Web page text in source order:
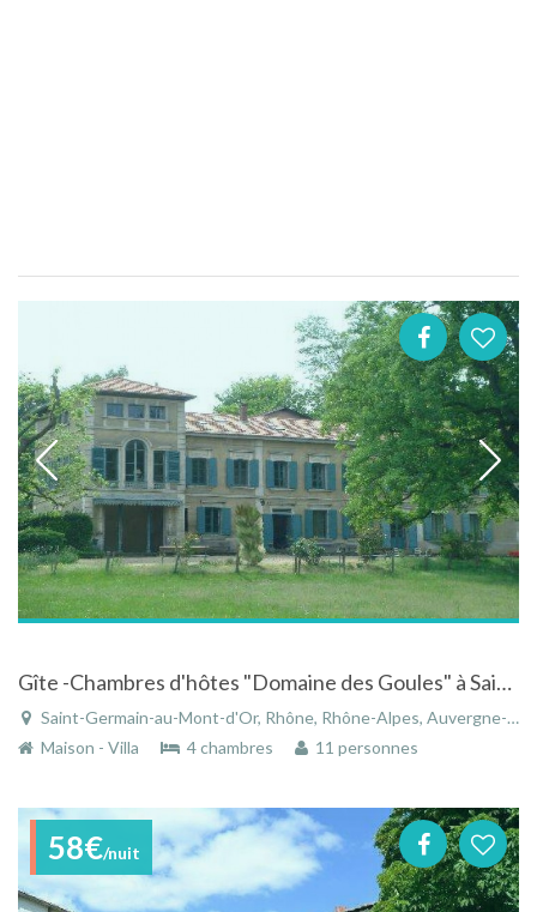
Gîte -Chambres d'hôtes "Domaine des Goules" à Saint-Germain-au-Mont-d'Or - Rhône-Alpes à la campagne
Saint-Germain-au-Mont-d'Or, Rhône, Rhône-Alpes, Auvergne-Rhône-Alpes, France
Maison - Villa
4 chambres 11 personnes
58€/nuit